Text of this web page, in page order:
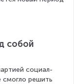
собой
социал-
решить